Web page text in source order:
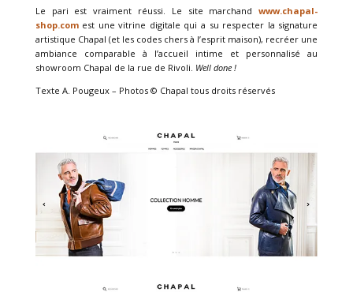
Le pari est vraiment réussi. Le site marchandwww.chapal-
shop.comest une vitrine digitale qui a su respecter la signature
artistique Chapal (et les codes chers à l’esprit maison), recréer une
ambiance comparable à l’accueil intime et personnalisé au
showroom Chapal de la rue de Rivoli. Well done !
Texte A. Pougeux – Photos © Chapal tous droits réservés